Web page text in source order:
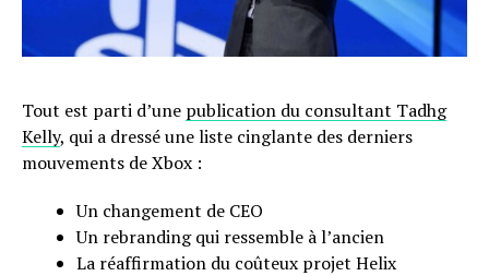
Tout est parti d’une publication du consultant Tadhg
Kelly, qui a dressé une liste cinglante des derniers
mouvements de Xbox :
Un changement de CEO
Un rebranding qui ressemble à l’ancien
La réaffirmation du coûteux projet Helix